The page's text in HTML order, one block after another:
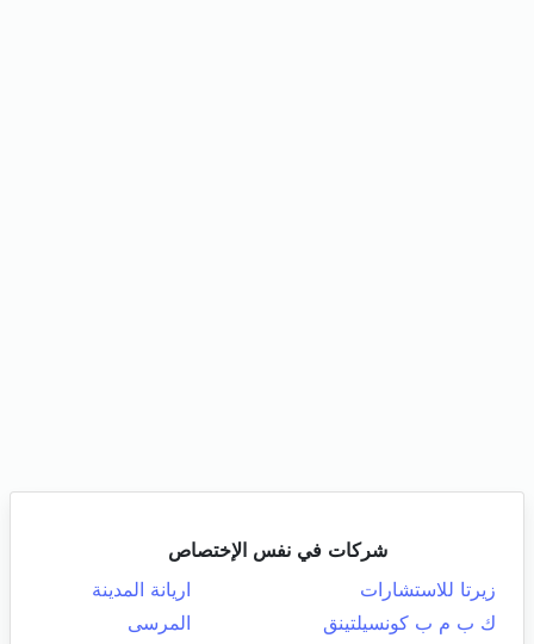
شركات في نفس الإختصاص
زيرتا للاستشارات
اريانة المدينة
ك ب م ب كونسيلتينق
المرسى